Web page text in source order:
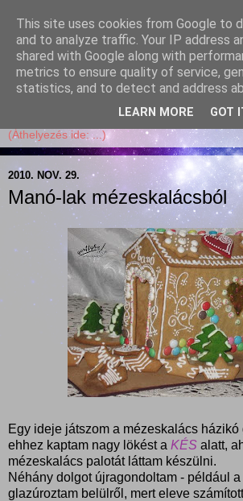
Garffyka
Szösszenetek a konyhámból, az
receptekkel, vidámsággal, marcipánnal,
2010. NOV. 29.
Manó-lak mézeskalácsból
Egy ideje játszom a mézeskalács
ehhez kaptam nagy lökést a KÉS alatt,
mézeskalács palotát láttam készülni.
Néhány dolgot újragondoltam - például
glazúroztam belülről, mert eleve
This site uses cookies from Google to
and to analyze traffic. Your IP address
shared with Google along with
metrics to ensure quality of service,
statistics, and to detect and address
LEARN MORE GOT